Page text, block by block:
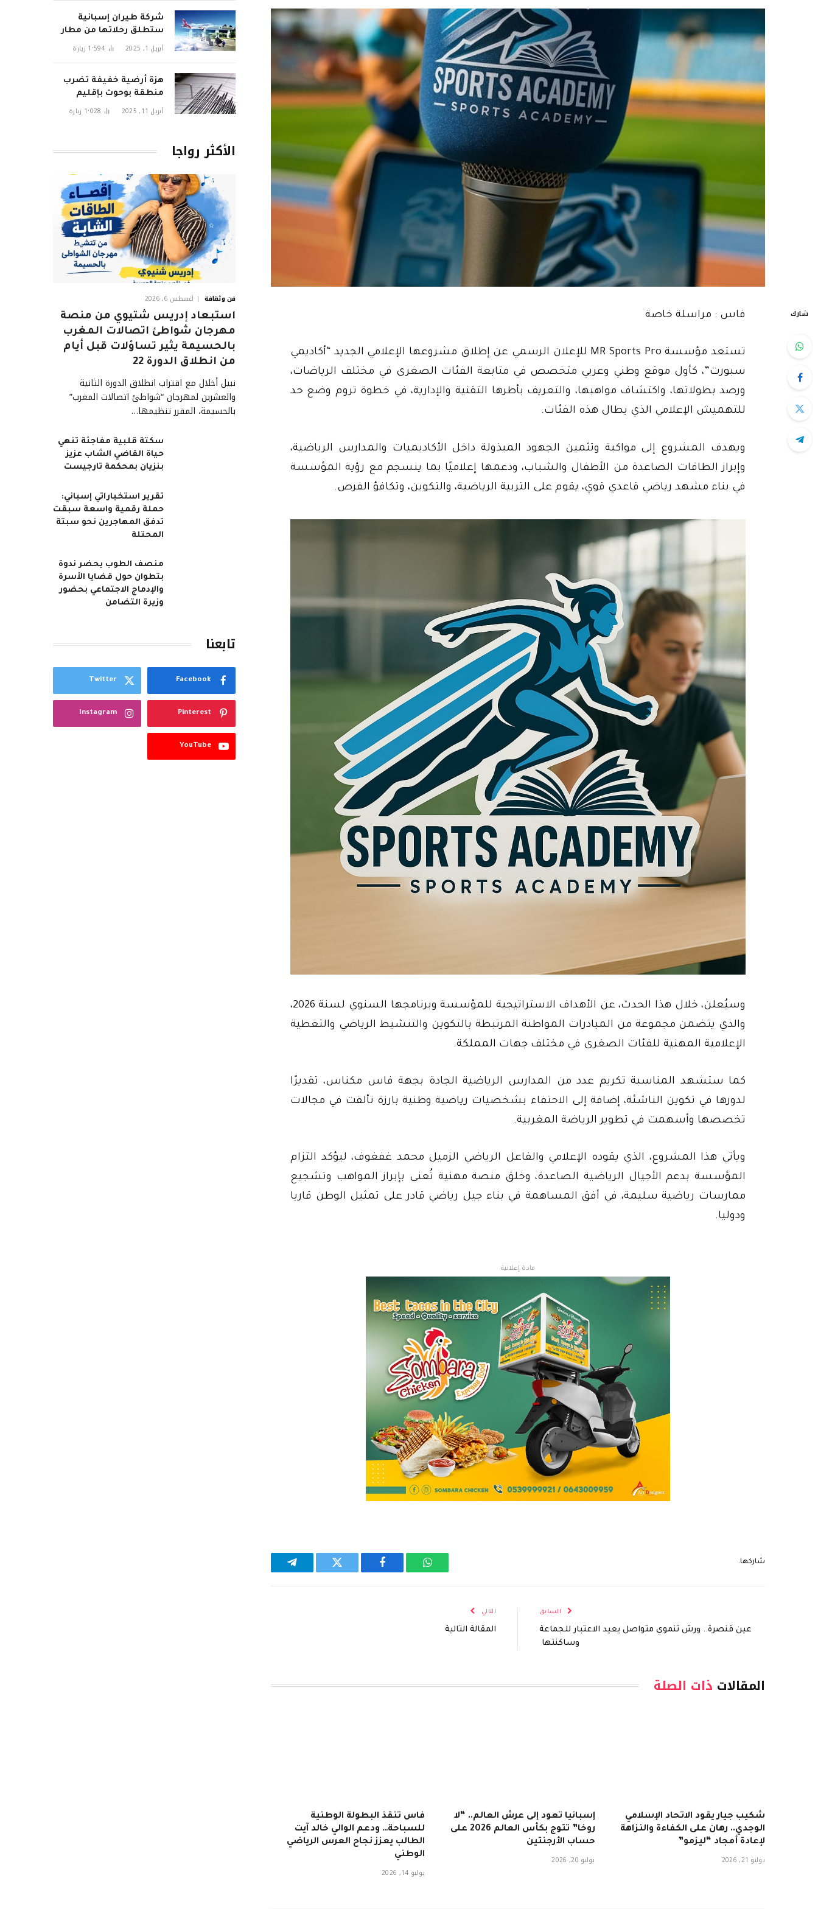
شارك فاس : مراسلة خاصة
تستعد مؤسسة MR Sports Pro للإعلان الرسمي عن إطلاق مشروعها الإعلامي الجديد “أكاديمي
سبورت”، كأول موقع وطني وعربي متخصص في متابعة الفئات الصغرى في مختلف الرياضات،
ورصد بطولاتها، واكتشاف مواهبها، والتعريف بأطرها التقنية والإدارية، في خطوة تروم وضع حد
للتهميش الإعلامي الذي يطال هذه الفئات.
ويهدف المشروع إلى مواكبة وتثمين الجهود المبذولة داخل الأكاديميات والمدارس الرياضية،
وإبراز الطاقات الصاعدة من الأطفال والشباب، ودعمها إعلاميًا بما ينسجم مع رؤية المؤسسة
في بناء مشهد رياضي قاعدي قوي، يقوم على التربية الرياضية، والتكوين، وتكافؤ الفرص.
وسيُعلن، خلال هذا الحدث، عن الأهداف الاستراتيجية للمؤسسة وبرنامجها السنوي لسنة 2026،
والذي يتضمن مجموعة من المبادرات المواطنة المرتبطة بالتكوين والتنشيط الرياضي والتغطية
الإعلامية المهنية للفئات الصغرى في مختلف جهات المملكة.
كما ستشهد المناسبة تكريم عدد من المدارس الرياضية الجادة بجهة فاس مكناس، تقديرًا
لدورها في تكوين الناشئة، إضافة إلى الاحتفاء بشخصيات رياضية وطنية بارزة تألقت في مجالات
تخصصها وأسهمت في تطوير الرياضة المغربية.
ويأتي هذا المشروع، الذي يقوده الإعلامي والفاعل الرياضي الزميل محمد غفغوف، ليؤكد التزام
المؤسسة بدعم الأجيال الرياضية الصاعدة، وخلق منصة مهنية تُعنى بإبراز المواهب وتشجيع
ممارسات رياضية سليمة، في أفق المساهمة في بناء جيل رياضي قادر على تمثيل الوطن قاريا
ودوليا.
مادة إعلانية
شاركها.
واتساب فيسبوك تويتر تيلقرام
السابق
عين قنصرة.. ورش تنموي متواصل يعيد الاعتبار للجماعة
وساكنتها
التالي
المقالة التالية
المقالات ذات الصلة
شكيب جيار يقود الاتحاد الإسلامي
الوجدي.. رهان على الكفاءة والنزاهة
لإعادة أمجاد “ليزمو”
يوليو 21, 2026
إسبانيا تعود إلى عرش العالم.. “لا
روخا” تتوج بكأس العالم 2026 على
حساب الأرجنتين
يوليو 20, 2026
فاس تنقذ البطولة الوطنية
للسباحة… ودعم الوالي خالد آيت
الطالب يعزز نجاح العرس الرياضي
الوطني
يوليو 14, 2026
شركة طيران إسبانية
ستطلق رحلاتها من مطار
تطوان سانية الرمل قريبا
أبريل 1, 2025 1٬594 زيارة
هزة أرضية خفيفة تضرب
منطقة بوحوت بإقليم
الحسيمة وتثير قلق
أبريل 11, 2025 1٬028 زيارة
الأكثر رواجا
فن وثقافة
أغسطس 6, 2026
استبعاد إدريس شتيوي من منصة
مهرجان شواطئ اتصالات المغرب
بالحسيمة يثير تساؤلات قبل أيام
من انطلاق الدورة 22
نبيل أخلال مع اقتراب انطلاق الدورة الثانية
والعشرين لمهرجان “شواطئ اتصالات المغرب”
بالحسيمة، المقرر تنظيمها…
سكتة قلبية مفاجئة تنهي
حياة القاضي الشاب عزيز
بنزيان بمحكمة تارجيست
تقرير استخباراتي إسباني:
حملة رقمية واسعة سبقت
تدفق المهاجرين نحو سبتة
المحتلة
منصف الطوب يحضر ندوة
بتطوان حول قضايا الأسرة
والإدماج الاجتماعي بحضور
وزيرة التضامن
تابعنا
Facebook
Twitter
Pinterest
Instagram
YouTube